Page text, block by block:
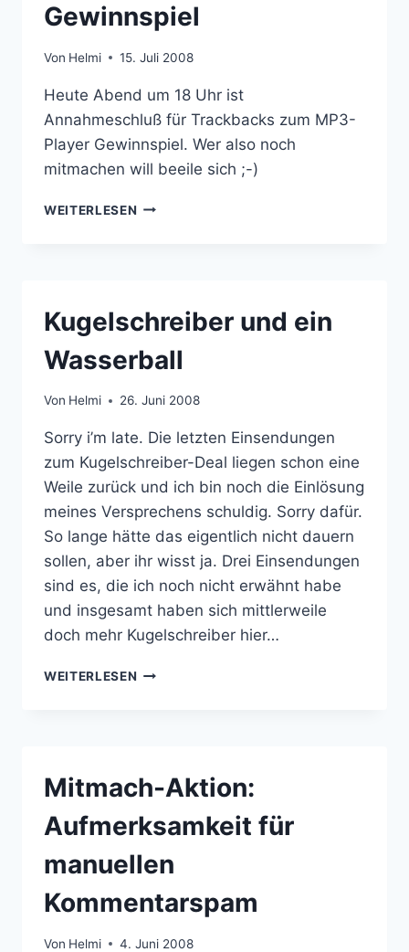
Gewinnspiel
Von Helmi 15. Juli 2008
Heute Abend um 18 Uhr ist
Annahmeschluß für Trackbacks zum MP3-
Player Gewinnspiel. Wer also noch
mitmachen will beeile sich ;-)
WEITERLESEN LAST
Kugelschreiber und ein
Wasserball
Von Helmi 26. Juni 2008
Sorry i’m late. Die letzten Einsendungen
zum Kugelschreiber-Deal liegen schon eine
Weile zurück und ich bin noch die Einlösung
meines Versprechens schuldig. Sorry dafür.
So lange hätte das eigentlich nicht dauern
sollen, aber ihr wisst ja. Drei Einsendungen
sind es, die ich noch nicht erwähnt habe
und insgesamt haben sich mittlerweile
doch mehr Kugelschreiber hier…
WEITERLESEN KUGELSCHREIBER
Mitmach-Aktion:
Aufmerksamkeit für
manuellen
Kommentarspam
Von Helmi 4. Juni 2008